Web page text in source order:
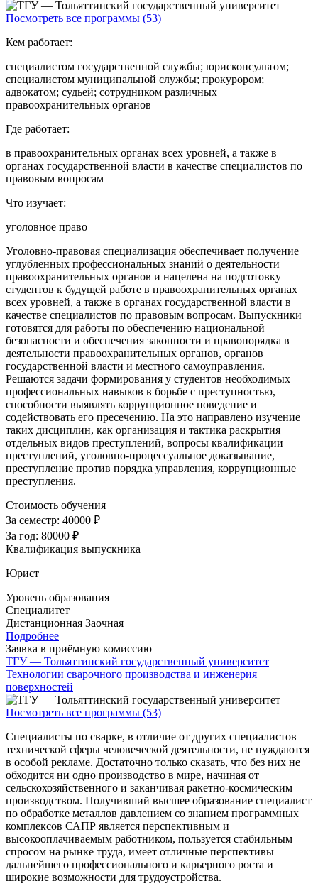
Посмотреть все программы (53)
Кем работает:
специалистом государственной службы; юрисконсультом;
специалистом муниципальной службы; прокурором;
адвокатом; судьей; сотрудником различных
правоохранительных органов
Где работает:
в правоохранительных органах всех уровней, а также в
органах государственной власти в качестве специалистов по
правовым вопросам
Что изучает:
уголовное право
Уголовно-правовая специализация обеспечивает получение
углубленных профессиональных знаний о деятельности
правоохранительных органов и нацелена на подготовку
студентов к будущей работе в правоохранительных органах
всех уровней, а также в органах государственной власти в
качестве специалистов по правовым вопросам. Выпускники
готовятся для работы по обеспечению национальной
безопасности и обеспечения законности и правопорядка в
деятельности правоохранительных органов, органов
государственной власти и местного самоуправления.
Решаются задачи формирования у студентов необходимых
профессиональных навыков в борьбе с преступностью,
способности выявлять коррупционное поведение и
содействовать его пресечению. На это направлено изучение
таких дисциплин, как организация и тактика раскрытия
отдельных видов преступлений, вопросы квалификации
преступлений, уголовно-процессуальное доказывание,
преступление против порядка управления, коррупционные
преступления.
Стоимость обучения
За семестр: 40000 ₽
За год: 80000 ₽
Квалификация выпускника
Юрист
Уровень образования
Специалитет
Дистанционная Заочная
Подробнее
Заявка в приёмную комиссию
ТГУ — Тольяттинский государственный университет
Технологии сварочного производства и инженерия
поверхностей
Посмотреть все программы (53)
Специалисты по сварке, в отличие от других специалистов
технической сферы человеческой деятельности, не нуждаются
в особой рекламе. Достаточно только сказать, что без них не
обходится ни одно производство в мире, начиная от
сельскохозяйственного и заканчивая ракетно-космическим
производством. Получивший высшее образование специалист
по обработке металлов давлением со знанием программных
комплексов САПР является перспективным и
высокооплачиваемым работником, пользуется стабильным
спросом на рынке труда, имеет отличные перспективы
дальнейшего профессионального и карьерного роста и
широкие возможности для трудоустройства.